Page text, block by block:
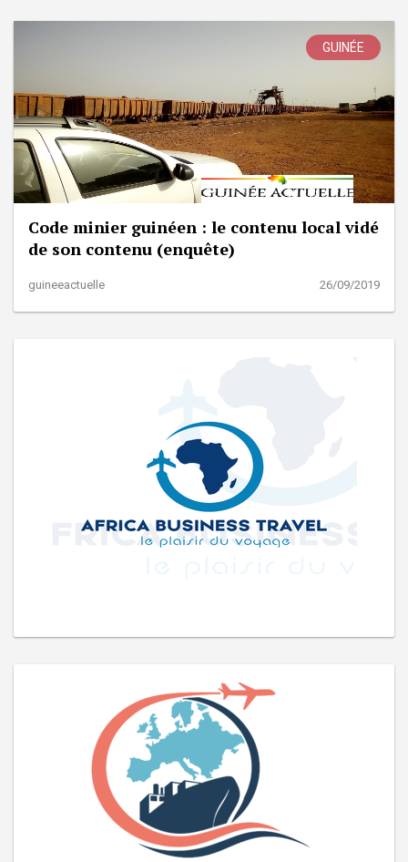
GUINÉE
Code minier guinéen : le contenu local vidé
de son contenu (enquête)
guineeactuelle 26/09/2019